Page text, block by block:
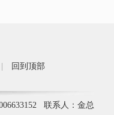
回到顶部
联系人：金总